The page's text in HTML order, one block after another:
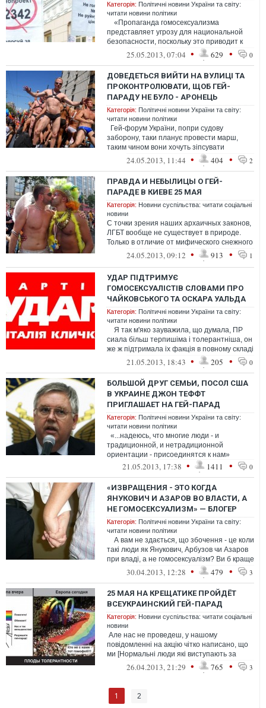
Категорія: Політичні новини України та світу:
читати новини політики
«Пропаганда гомосексуализма
представляет угрозу для национальной
безопасности, поскольку это приводит к
распространению ВИЧ / ...
25.05.2013, 07:04 • 629 • 0
ДОВЕДЕТЬСЯ ВИЙТИ НА ВУЛИЦІ ТА
ПРОКОНТРОЛЮВАТИ, ЩОБ ГЕЙ-
ПАРАДУ НЕ БУЛО - АРОНЕЦЬ
Категорія: Політичні новини України та світу:
читати новини політики
Гей-форум України, попри судову
заборону, таки планує провести марш,
таким чином вони хочуть зіпсувати
святковий настрій киянам та гостям мі...
24.05.2013, 11:44 • 404 • 2
ПРАВДА И НЕБЫЛИЦЫ О ГЕЙ-
ПАРАДЕ В КИЕВЕ 25 МАЯ
Категорія: Новини суспільства: читати соціальні
новини
С точки зрения наших архаичных законов,
ЛГБТ вообще не существует в природе.
Только в отличие от мифического снежного
человека мы есть, и нас довольно...
24.05.2013, 09:12 • 913 • 1
УДАР ПІДТРИМУЄ
ГОМОСЕКСУАЛІСТІВ СЛОВАМИ ПРО
ЧАЙКОВСЬКОГО ТА ОСКАРА УАЛЬДА
Категорія: Політичні новини України та світу:
читати новини політики
Я так м'яко зауважила, що думала, ПР
сиала більш терпишіма і толерантніша, он
же ж підтримала іх факція в повному складі
вшанування па...
21.05.2013, 18:43 • 205 • 0
БОЛЬШОЙ ДРУГ СЕМЬИ, ПОСОЛ США
В УКРАИНЕ ДЖОН ТЕФФТ
ПРИГЛАШАЕТ НА ГЕЙ-ПАРАД
Категорія: Політичні новини України та світу:
читати новини політики
«...надеюсь, что многие люди - и
традиционной, и нетрадиционной
ориентации - присоединятся к нам»
21.05.2013, 17:38 • 1411 • 0
«ИЗВРАЩЕНИЯ - ЭТО КОГДА
ЯНУКОВИЧ И АЗАРОВ ВО ВЛАСТИ, А
НЕ ГОМОСЕКСУАЛИЗМ» — БЛОГЕР
Категорія: Політичні новини України та світу:
читати новини політики
А вам не здається, що збочення - це коли
такі люди як Янукович, Арбузов чи Азаров
при владі, а не гомосексуалізм? Ви б краще
під Межиг...30.04.2013, 12:28 • 479 • 3
25 МАЯ НА КРЕЩАТИКЕ ПРОЙДЁТ
ВСЕУКРАИНСКИЙ ГЕЙ-ПАРАД
Категорія: Новини суспільства: читати соціальні
новини
Але нас не проведеш, у нашому
повідомленні на акцію чітко написано, що
ми [Нормальні люди які виступають за
традиційні цінності, і відповідно ви...
26.04.2013, 21:29 • 765 • 3
1 2